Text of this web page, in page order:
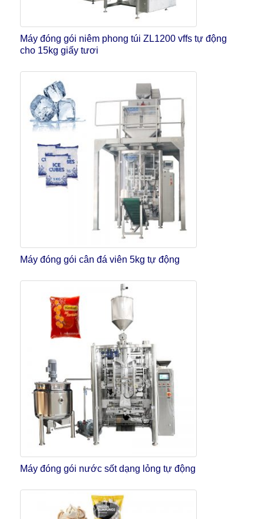
Máy đóng gói niêm phong túi ZL1200 vffs tự động
cho 15kg giấy tươi
Máy đóng gói cân đá viên 5kg tự động
Máy đóng gói nước sốt dạng lỏng tự động